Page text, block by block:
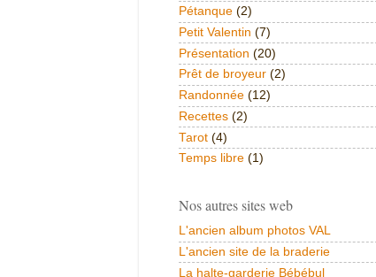
Pétanque (2)
Petit Valentin (7)
Présentation (20)
Prêt de broyeur (2)
Randonnée (12)
Recettes (2)
Tarot (4)
Temps libre (1)
Nos autres sites web
L'ancien album photos VAL
L'ancien site de la braderie
La halte-garderie Bébébul